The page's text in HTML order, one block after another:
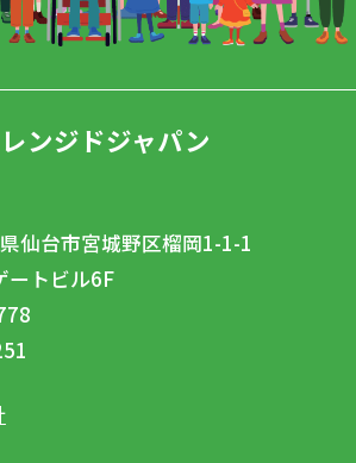
ンジドジャパン
仙台市宮城野区榴岡1-1-1
ートビル6F